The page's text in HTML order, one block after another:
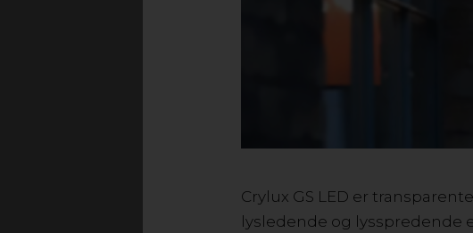
Crylux GS LED er
lysledende og lysspredende
›